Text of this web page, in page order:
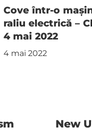
Cove într-o
raliu electrică –
4 mai 2022
4 mai 2022
New